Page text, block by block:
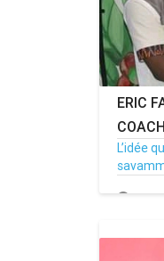
ERIC
L’idée
10/